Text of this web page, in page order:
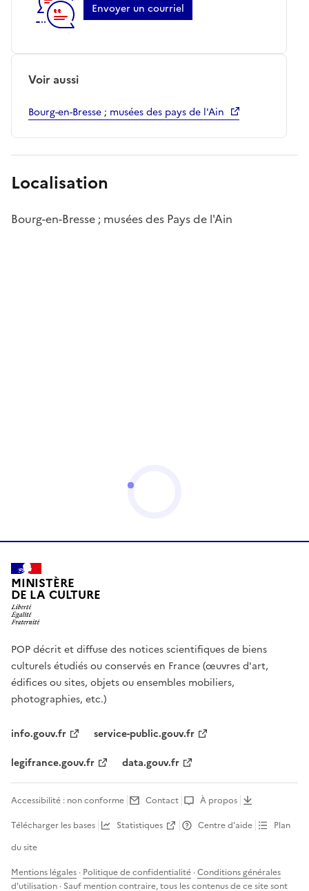
Envoyer un courriel
Voir aussi
Bourg-en-Bresse ; musées des pays de l'Ain
Localisation
Bourg-en-Bresse ; musées des Pays de l'Ain
MINISTÈRE
DE LA CULTURE
POP décrit et diffuse des notices scientifiques de biens
culturels étudiés ou conservés en France (œuvres d'art,
édifices ou sites, objets ou ensembles mobiliers,
photographies, etc.)
info.gouv.fr
service-public.gouv.fr
legifrance.gouv.fr
data.gouv.fr
Accessibilité : non conforme Contact
À propos
Télécharger les bases
Statistiques Centre d’aide
Plan
du site
Mentions légales · Politique de confidentialité ·Conditions générales
d'utilisation · Sauf mention contraire, tous les contenus de ce site sont